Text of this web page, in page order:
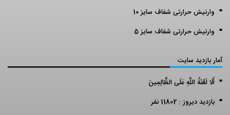
وارنیش حرارتی شفاف سایز 10
وارنیش حرارتی شفاف سایز 5
آمار بازدید سایت
أَلَا لَعْنَةُ اللَّهِ عَلَى الظَّالِمِينَ
بازدید دیروز : 11802 نفر